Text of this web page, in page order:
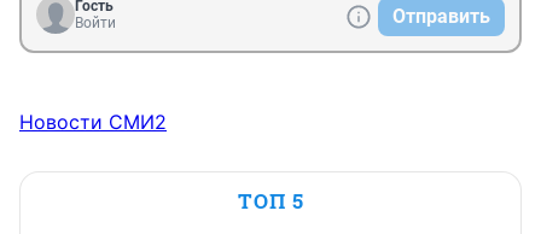
Гость
Войти
Отправить
Новости СМИ2
ТОП 5